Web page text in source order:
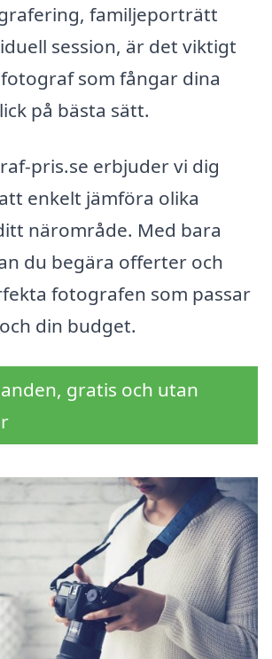
familjeporträtt
session, är det viktigt
som fångar dina
på bästa sätt.
pris.se erbjuder vi dig
enkelt jämföra olika
närområde. Med bara
du begära offerter och
fotografen som passar
din budget.
gratis och utan